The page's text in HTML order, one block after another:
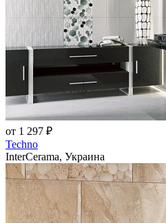
от 1 297 ₽
Techno
InterCerama, Украина